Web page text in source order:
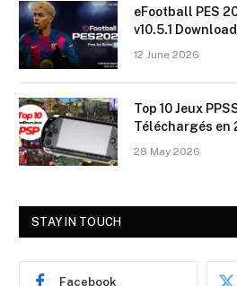
eFootball PES
v10.5.1
12 June 2026
Top 10 Jeux
Téléchargés en
28 May 2026
STAY IN TOUCH
Facebook